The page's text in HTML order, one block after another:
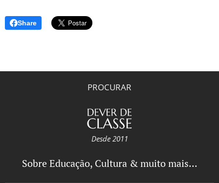
Share
PROCURAR
Desde 2011
Sobre Educação, Cultura & muito mais...